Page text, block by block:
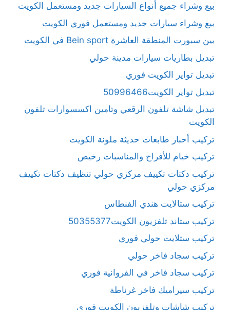
بيع وشراء جميع أنواع السيارات جديد ومستعمل الكويت
بيع وشراء سيارات جديد ومستعمل فوري الكويت
بين سبورت المنطقة العاشرة Bein sport في الكويت
تبديل بطاريات سيارات مدينة حولي
تبديل تواير الكويت فوري
تبديل تواير الكويت50996466
تبديل شاشة تلفون الرقعي وتامين اكسسوارات تلفون
الكويت
تركيب أحبار طابعات حديثة ملونة الكويت
تركيب خيام للأفراح والمناسبات رخيص
تركيب دكتات تكييف مركزي حولي تنظيف دكتات تكييف
مركزي حولي
تركيب ستالايت هندي الفنطاس
تركيب ستاند تلفزيون الكويت50355377
تركيب ستلايت حولي فوري
تركيب سجاد فاخر حولي
تركيب سجاد فاخر في الفروانية فوري
تركيب سيراميك فاخر غرناطة
تركيب شاشات وتلفزيون الكويت فوري